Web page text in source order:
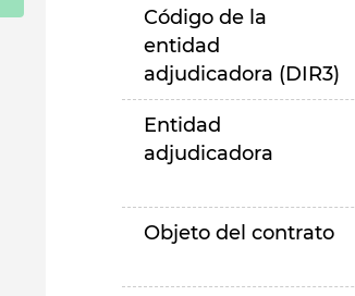
Código de la
entidad
adjudicadora (DIR3)
Entidad
adjudicadora
Objeto del contrato